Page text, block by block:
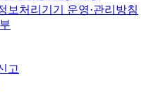
보처리기기 운영·관리방침
고